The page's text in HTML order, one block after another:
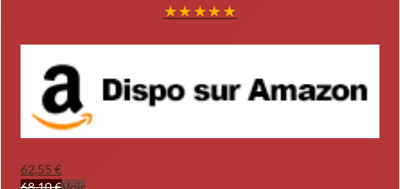
★★★★★
62,55 €